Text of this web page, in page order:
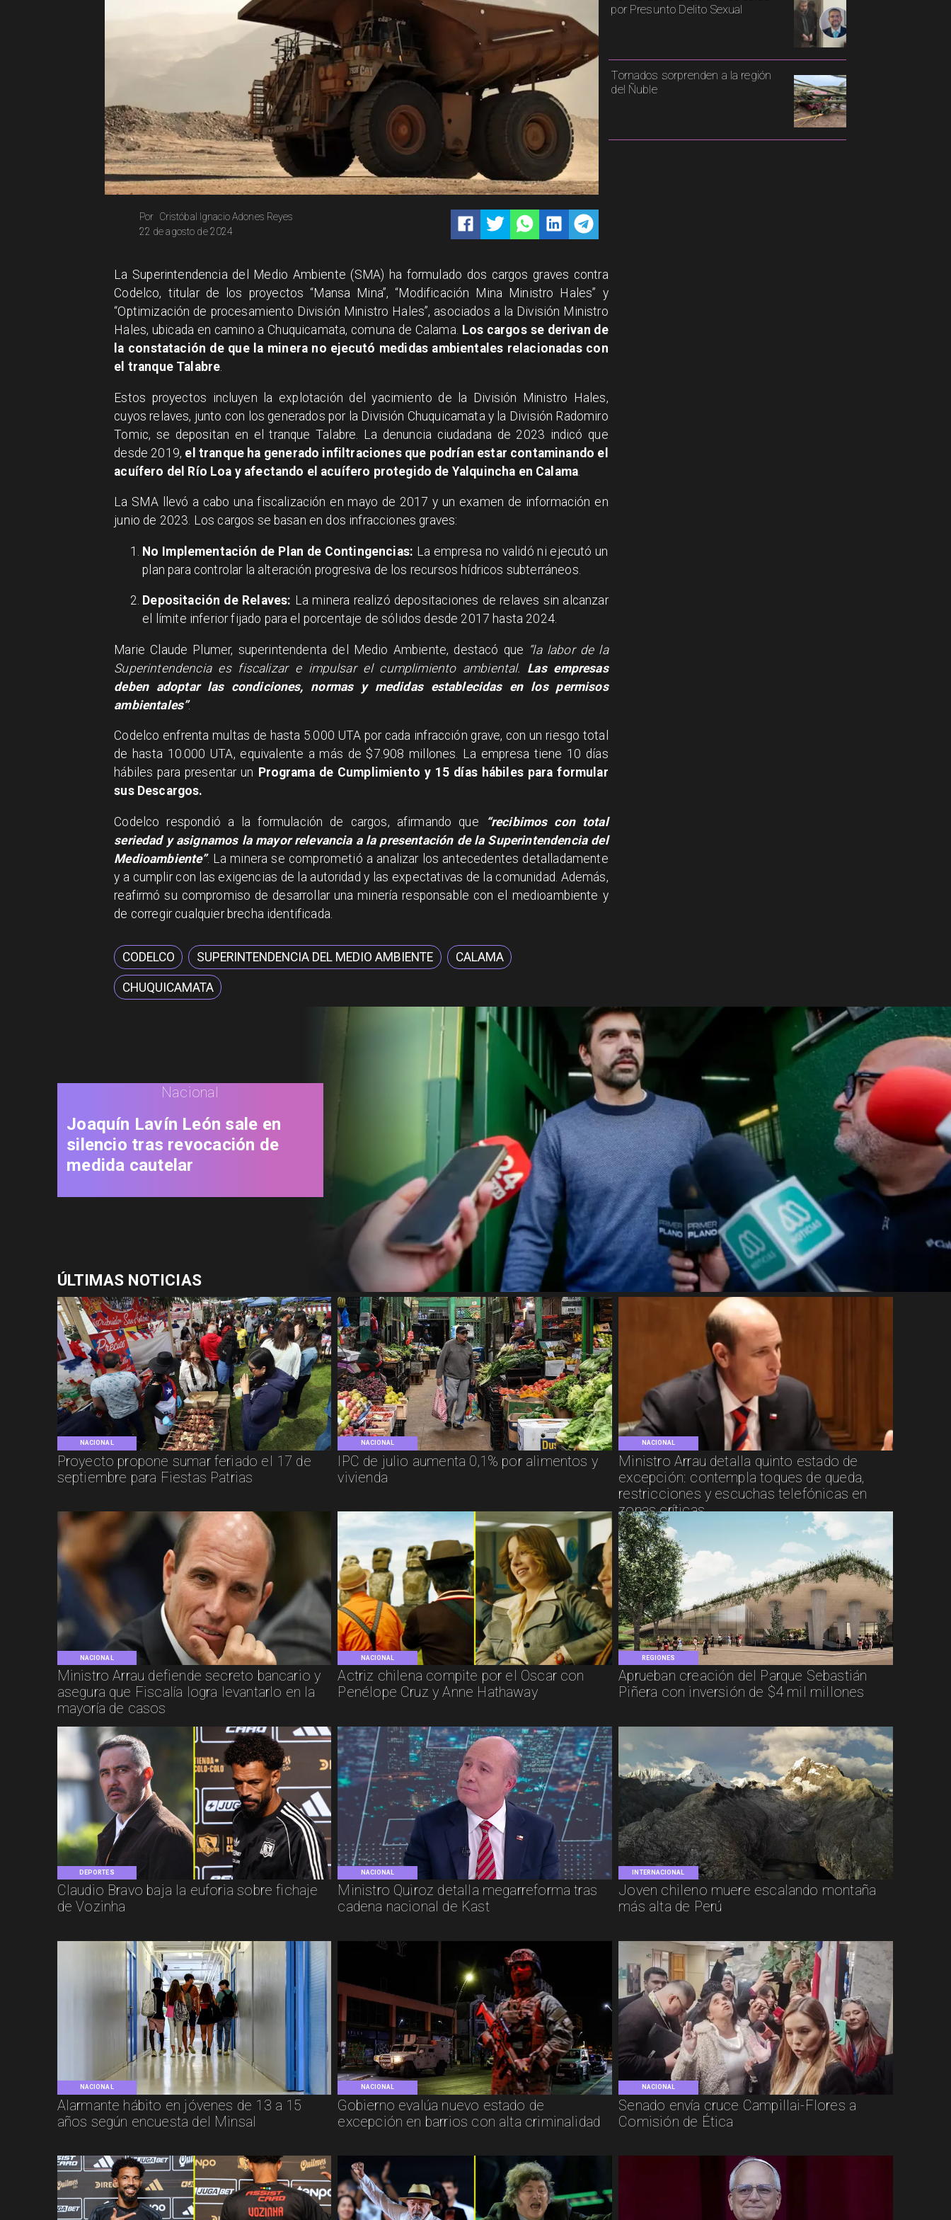
Cristóbal Ignacio Adones Reyes
Por
22 de agosto de 2024
por Presunto Delito Sexual
Tornados sorprenden a la región
del Ñuble
La Superintendencia del Medio Ambiente (SMA) ha formulado dos cargos graves contra
Codelco, titular de los proyectos “Mansa Mina”, “Modificación Mina Ministro Hales” y
“Optimización de procesamiento División Ministro Hales”, asociados a la División Ministro
Hales, ubicada en camino a Chuquicamata, comuna de Calama. Los cargos se derivan de
la constatación de que la minera no ejecutó medidas ambientales relacionadas con
el tranque Talabre.
Estos proyectos incluyen la explotación del yacimiento de la División Ministro Hales,
cuyos relaves, junto con los generados por la División Chuquicamata y la División Radomiro
Tomic, se depositan en el tranque Talabre. La denuncia ciudadana de 2023 indicó que
desde 2019, el tranque ha generado infiltraciones que podrían estar contaminando el
acuífero del Río Loa y afectando el acuífero protegido de Yalquincha en Calama
La SMA llevó a cabo una fiscalización en mayo de 2017 y un examen de información en
junio de 2023. Los cargos se basan en dos infracciones graves:
No Implementación de Plan de Contingencias: La empresa no validó ni ejecutó un
plan para controlar la alteración progresiva de los recursos hídricos subterráneos.
Depositación de Relaves: La minera realizó depositaciones de relaves sin alcanzar
el límite inferior fijado para el porcentaje de sólidos desde 2017 hasta 2024.
Marie Claude Plumer, superintendenta del Medio Ambiente, destacó que “la labor de la
Superintendencia es fiscalizar e impulsar el cumplimiento ambiental. Las empresas
deben adoptar las condiciones, normas y medidas establecidas en los permisos
ambientales”.
Codelco enfrenta multas de hasta 5.000 UTA por cada infracción grave, con un riesgo total
de hasta 10.000 UTA, equivalente a más de $7.908 millones. La empresa tiene 10 días
hábiles para presentar un Programa de Cumplimiento y 15 días hábiles para formular
sus Descargos.
Codelco respondió a la formulación de cargos, afirmando que
“recibimos con total
seriedad y asignamos la mayor relevancia a la presentación de la Superintendencia del
Medioambiente”. La minera se comprometió a analizar los antecedentes detalladamente
y a cumplir con las exigencias de la autoridad y las expectativas de la comunidad. Además,
reafirmó su compromiso de desarrollar una minería responsable con el medioambiente y
de corregir cualquier brecha identificada.
CODELCO SUPERINTENDENCIA DEL MEDIO AMBIENTE CALAMA
CHUQUICAMATA
NACIONAL
Proyecto propone sumar feriado el 17 de
septiembre para Fiestas Patrias
NACIONAL
IPC de julio aumenta 0,1% por alimentos y
vivienda
NACIONAL
Ministro Arrau detalla quinto estado de
excepción: contempla toques de queda,
restricciones y escuchas telefónicas en
zonas críticas
NACIONAL
Ministro Arrau defiende secreto bancario y
asegura que Fiscalía logra levantarlo en la
mayoría de casos
NACIONAL
Actriz chilena compite por el Oscar con
Penélope Cruz y Anne Hathaway
REGIONES
Aprueban creación del Parque Sebastián
Piñera con inversión de $4 mil millones
DEPORTES
Claudio Bravo baja la euforia sobre fichaje
de Vozinha
NACIONAL
Ministro Quiroz detalla megarreforma tras
cadena nacional de Kast
INTERNACIONAL
Joven chileno muere escalando montaña
más alta de Perú
NACIONAL
Alarmante hábito en jóvenes de 13 a 15
años según encuesta del Minsal
NACIONAL
Gobierno evalúa nuevo estado de
excepción en barrios con alta criminalidad
NACIONAL
Senado envía cruce Campillai-Flores a
Comisión de Ética
Nacional
Joaquín Lavín León sale en
silencio tras revocación de
medida cautelar
ÚLTIMAS NOTICIAS